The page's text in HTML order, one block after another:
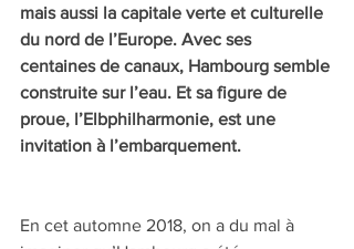
mais aussi la capitale verte et culturelle
du nord de l’Europe. Avec ses
centaines de canaux, Hambourg semble
construite sur l’eau. Et sa figure de
proue, l’Elbphilharmonie, est une
invitation à l’embarquement.
En cet automne 2018, on a du mal à